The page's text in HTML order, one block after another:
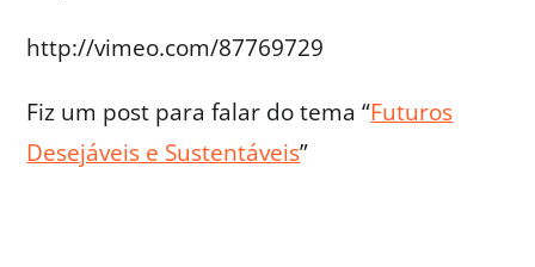
http://vimeo.com/87769729
Fiz um post para falar do tema “Futuros
Desejáveis e Sustentáveis”